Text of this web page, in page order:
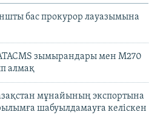
бас прокурор лауазымына
зымырандары мен M270
алмақ
мұнайының экспортына
шабуылдамауға келіскен